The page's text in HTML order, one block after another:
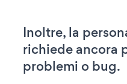
Inoltre, la
richiede ancora
problemi o bug.